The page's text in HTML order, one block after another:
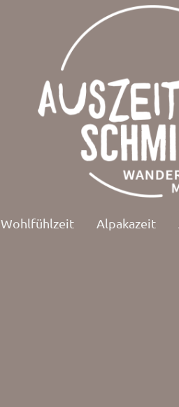
Wohlfühlzeit Alpakazeit